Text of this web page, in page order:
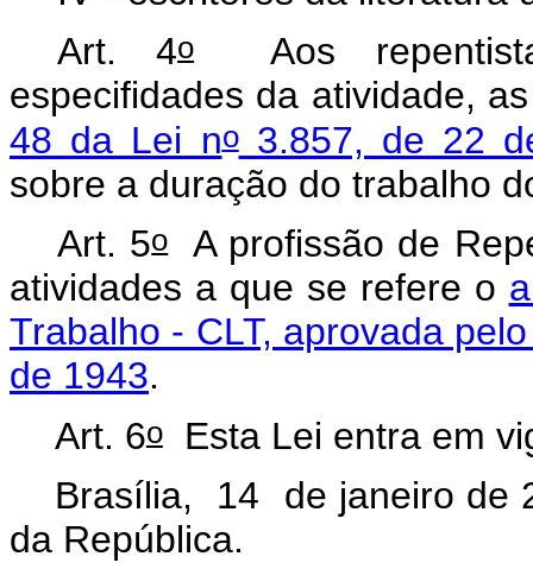
Art. 4oAos
especifidades da atividade,
48 da Lei no3.857, de 22
sobre a duração do trabalho
Art. 5oA profissão de
atividades a que se refere o
Trabalho - CLT, aprovada
de 1943.
Art. 6oEsta Lei entra em
Brasília, 14 de janeiro de
da República.